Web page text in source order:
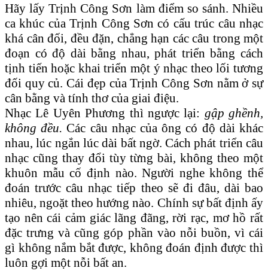
Hãy lấy Trịnh Công Sơn làm điểm so sánh. Nhiều
ca khúc của Trịnh Công Sơn có cấu trúc câu nhạc
khá cân đối, đều đặn, chẳng hạn các câu trong một
đoạn có độ dài bằng nhau, phát triển bằng cách
tịnh tiến hoặc khai triển một ý nhạc theo lối tương
đối quy củ. Cái đẹp của Trịnh Công Sơn nằm ở sự
cân bằng và tính thơ của giai điệu.
Nhạc Lê Uyên Phương thì ngược lại: gập ghềnh,
không đều. Các câu nhạc của ông có độ dài khác
nhau, lúc ngắn lúc dài bất ngờ. Cách phát triển câu
nhạc cũng thay đổi tùy từng bài, không theo một
khuôn mẫu cố định nào. Người nghe không thể
đoán trước câu nhạc tiếp theo sẽ đi đâu, dài bao
nhiêu, ngoặt theo hướng nào. Chính sự bất định ấy
tạo nên cái cảm giác lãng đãng, rời rạc, mơ hồ rất
đặc trưng và cũng góp phần vào nỗi buồn, vì cái
gì không nắm bắt được, không đoán định được thì
luôn gợi một nỗi bất an.